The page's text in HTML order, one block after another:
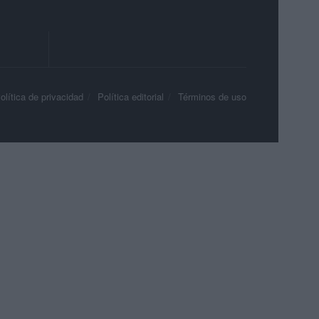
de privacidad Política editorial Términos de uso